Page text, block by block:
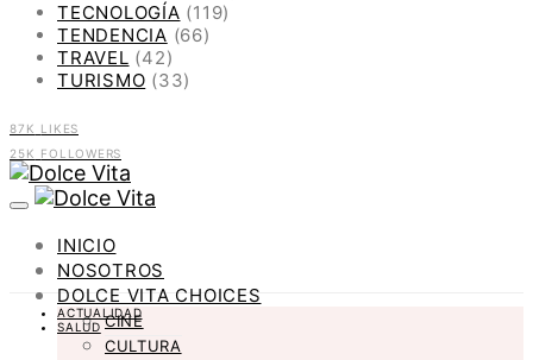
TECNOLOGÍA (119)
TENDENCIA (66)
TRAVEL (42)
TURISMO (33)
87K LIKES
25K FOLLOWERS
INICIO
NOSOTROS
DOLCE VITA CHOICES
CINE
CULTURA
ACTUALIDAD
SALUD